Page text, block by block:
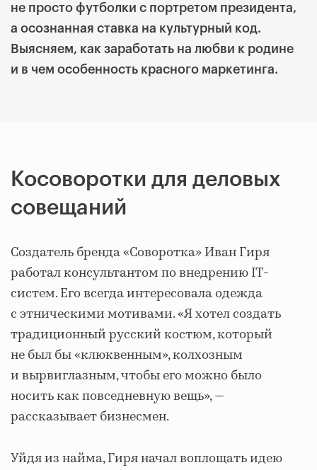
не просто футболки с портретом президента,
а осознанная ставка на культурный код.
Выясняем, как заработать на любви к родине
и в чем особенность красного маркетинга.
Косоворотки для деловых
совещаний
Создатель бренда «Соворотка» Иван Гиря
работал консультантом по внедрению IT-
систем. Его всегда интересовала одежда
с этническими мотивами. «Я хотел создать
традиционный русский костюм, который
не был бы «клюквенным», колхозным
и вырвиглазным, чтобы его можно было
носить как повседневную вещь», —
рассказывает бизнесмен.
Уйдя из найма, Гиря начал воплощать идею